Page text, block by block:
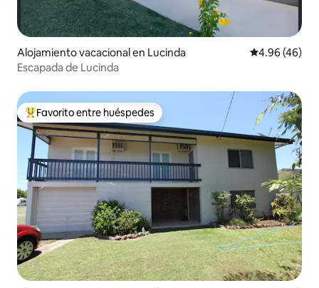
Alojamiento vacacional en Lucinda Calificación
4.96 (46)
Escapada de Lucinda
Favorito entre huéspedes preferido
Favorito entre huéspedes